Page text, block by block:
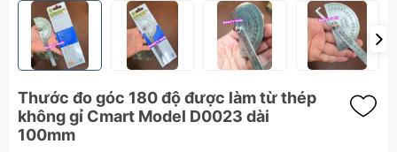
Thước đo góc 180 độ được làm từ thép
không gỉ Cmart Model D0023 dài
100mm